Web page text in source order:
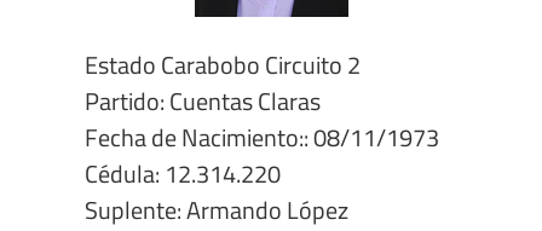
Estado Carabobo Circuito 2
Partido: Cuentas Claras
Fecha de Nacimiento:: 08/11/1973
Cédula: 12.314.220
Suplente: Armando López